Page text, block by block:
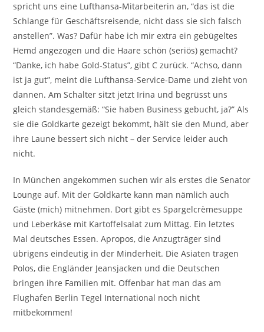
spricht uns eine Lufthansa-Mitarbeiterin an, “das ist die
Schlange für Geschäftsreisende, nicht dass sie sich falsch
anstellen”. Was? Dafür habe ich mir extra ein gebügeltes
Hemd angezogen und die Haare schön (seriös) gemacht?
“Danke, ich habe Gold-Status”, gibt C zurück. “Achso, dann
ist ja gut”, meint die Lufthansa-Service-Dame und zieht von
dannen. Am Schalter sitzt jetzt Irina und begrüsst uns
gleich standesgemäß: “Sie haben Business gebucht, ja?” Als
sie die Goldkarte gezeigt bekommt, hält sie den Mund, aber
ihre Laune bessert sich nicht – der Service leider auch
nicht.
In München angekommen suchen wir als erstes die Senator
Lounge auf. Mit der Goldkarte kann man nämlich auch
Gäste (mich) mitnehmen. Dort gibt es Spargelcrèmesuppe
und Leberkäse mit Kartoffelsalat zum Mittag. Ein letztes
Mal deutsches Essen. Apropos, die Anzugträger sind
übrigens eindeutig in der Minderheit. Die Asiaten tragen
Polos, die Engländer Jeansjacken und die Deutschen
bringen ihre Familien mit. Offenbar hat man das am
Flughafen Berlin Tegel International noch nicht
mitbekommen!